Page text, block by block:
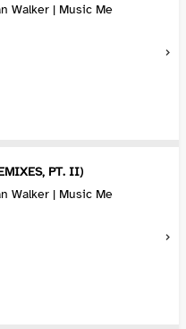
Walker | Music Me
PT. II)
Walker | Music Me